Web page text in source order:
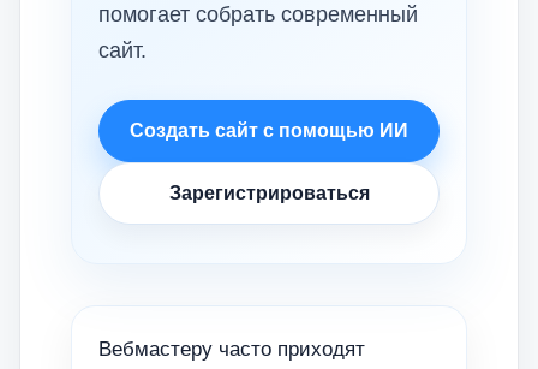
помогает собрать современный
сайт.
Создать сайт с помощью ИИ
Зарегистрироваться
Вебмастеру часто приходят